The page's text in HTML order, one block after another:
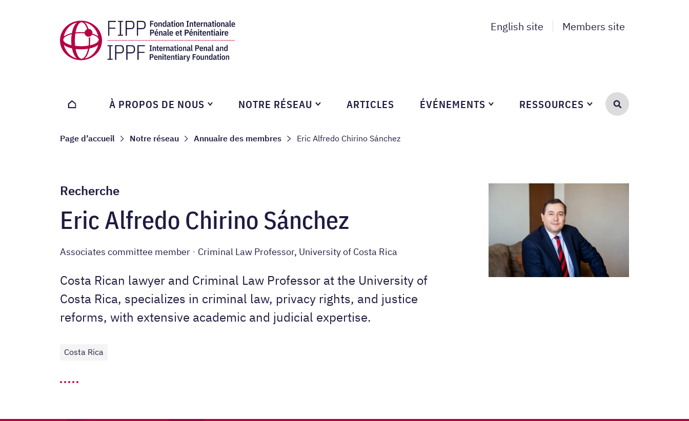
Home page
HOME À PROPOS DE NOUS NOTRE RÉSEAU ARTICLES ÉVÉNEMENTS RESSOURCES SEARCH
English site Members site
Navigation breadcrumbs
Page d’accueil Notre réseau Annuaire des membres Eric Alfredo Chirino Sánchez
Recherche
Eric Alfredo Chirino Sánchez
Associates committee member Criminal Law Professor, University of Costa Rica
Costa Rican lawyer and Criminal Law Professor at the University of
Costa Rica, specializes in criminal law, privacy rights, and justice
reforms, with extensive academic and judicial expertise.
Costa Rica